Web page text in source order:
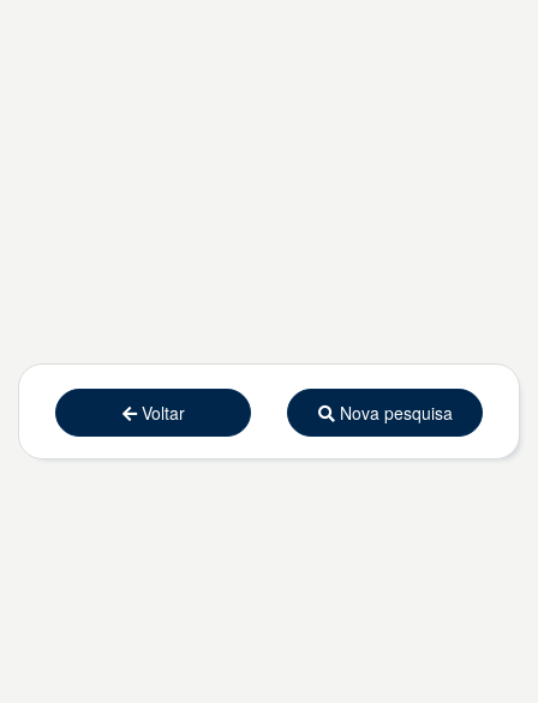
Voltar Nova pesquisa